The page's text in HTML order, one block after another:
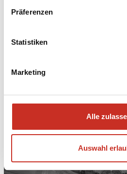
Präferenzen
Statistiken
Marketing
Alle
Auswahl
VEREIN DER